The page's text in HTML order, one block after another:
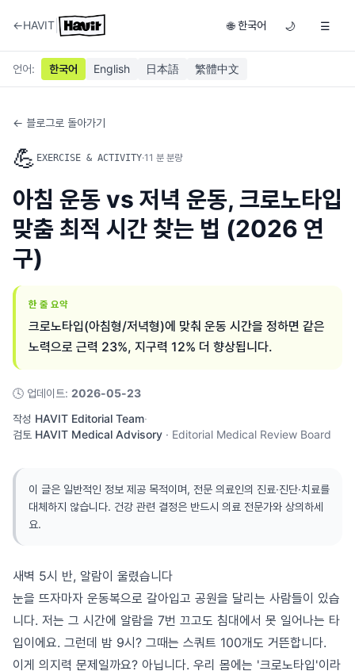
←HAVIT 🌐 한국어 🌙 ☰
언어: 한국어 English 日本語 繁體中文
← 블로그로 돌아가기
💪 EXERCISE & ACTIVITY·11 분 분량
아침 운동 vs 저녁 운동, 크로노타입
맞춤 최적 시간 찾는 법 (2026 연
구)
한 줄 요약
크로노타입(아침형/저녁형)에 맞춰 운동 시간을 정하면 같은
노력으로 근력 23%, 지구력 12% 더 향상됩니다.
🕓 업데이트: 2026-05-23
작성 HAVIT Editorial Team·
검토 HAVIT Medical Advisory · Editorial Medical Review Board
이 글은 일반적인 정보 제공 목적이며, 전문 의료인의 진료·진단·치료를
대체하지 않습니다. 건강 관련 결정은 반드시 의료 전문가와 상의하세
요.
새벽 5시 반, 알람이 울렸습니다
눈을 뜨자마자 운동복으로 갈아입고 공원을 달리는 사람들이 있습
니다. 저는 그 시간에 알람을 7번 끄고도 침대에서 못 일어나는 타
입이에요. 그런데 밤 9시? 그때는 스쿼트 100개도 거뜬합니다.
이게 의지력 문제일까요? 아닙니다. 우리 몸에는 '크로노타입'이라